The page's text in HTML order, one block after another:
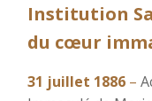
Institution
du cœur
31 juillet 1886 –